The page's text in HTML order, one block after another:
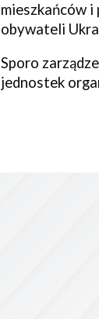
mieszkańców
obywateli
Sporo
jednostek